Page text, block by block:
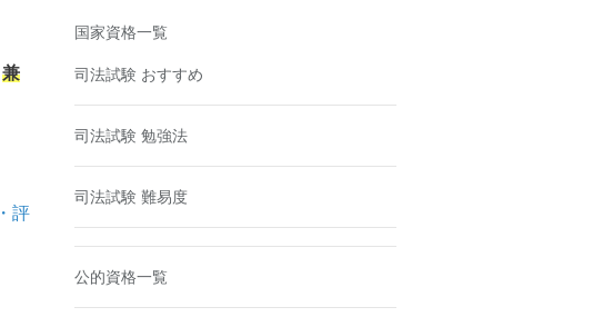
兼
評
国家資格一覧
司法試験 おすすめ
司法試験 勉強法
司法試験 難易度
公的資格一覧